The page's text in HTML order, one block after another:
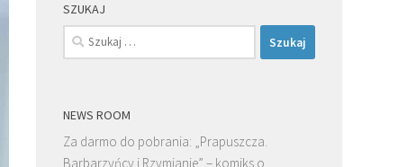
SZUKAJ
Szukaj:
NEWS ROOM
Za darmo do pobrania: „Prapuszcza.
Barbarzyńcy i Rzymianie” – komiks o